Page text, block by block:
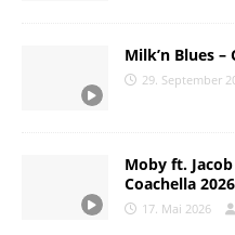
Milk’n Blues –
29. September
Moby ft.
Coachella 2026
17. Mai 2026